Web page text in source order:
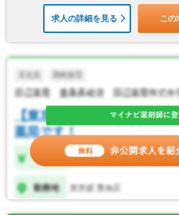
求人の詳細を見る この